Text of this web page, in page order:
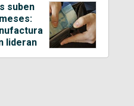
suben
lideran